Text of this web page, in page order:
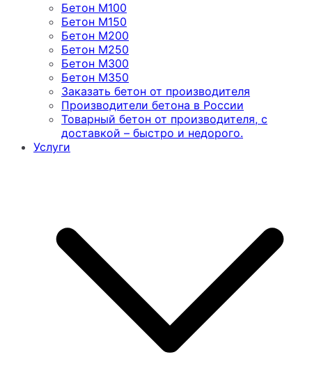
Бетон М100
Бетон М150
Бетон М200
Бетон М250
Бетон М300
Бетон М350
Заказать бетон от производителя
Производители бетона в России
Товарный бетон от производителя, с
доставкой – быстро и недорого.
Услуги